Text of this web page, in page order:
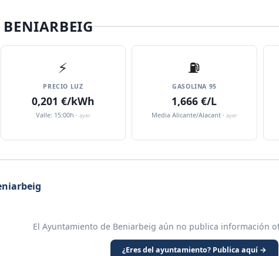
⚡
PRECIO LUZ
0,201 €/kWh
Valle: 15:00h · ayer
⛽️
GASOLINA 95
1,666 €/L
Media Alicante/Alacant · ayer
El Ayuntamiento de Beniarbeig aún no publica información
¿Eres del ayuntamiento? Publica aquí →